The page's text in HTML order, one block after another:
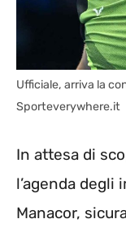
Ufficiale, arriva la
Sporteverywhere.it
In attesa di
l’agenda degli
Manacor,